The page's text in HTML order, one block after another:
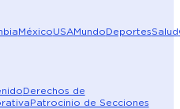
MéxicoUSAMundoDeportesSalud
Derechos de
Patrocinio de Secciones